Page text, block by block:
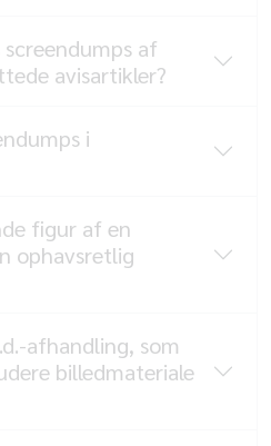
af
avisartikler?
i
figur af en
ophavsretlig
afhandling, som
billedmateriale